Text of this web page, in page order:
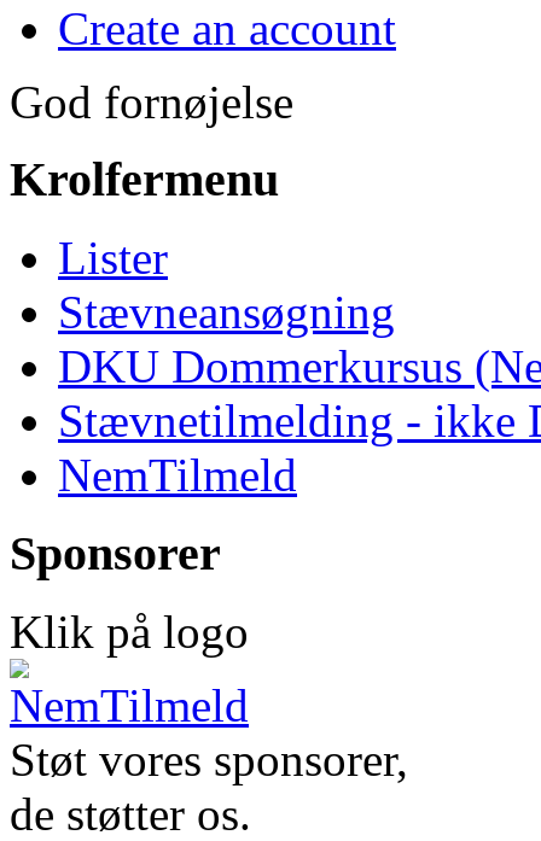
Create an account
God fornøjelse
Krolfermenu
Lister
Stævneansøgning
DKU Dommerkursus
Stævnetilmelding - ikke
NemTilmeld
Sponsorer
Klik på logo
Støt vores sponsorer,
de støtter os.